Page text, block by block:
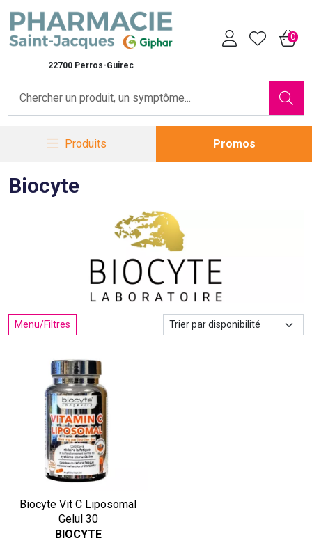
22700 Perros-Guirec
0
Produits Promos
Biocyte
Menu/Filtres
Biocyte Vit C Liposomal
Gelul 30
BIOCYTE